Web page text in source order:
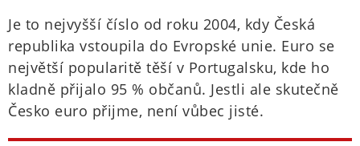
Je to nejvyšší číslo od roku 2004, kdy Česká
republika vstoupila do Evropské unie. Euro se
největší popularitě těší v Portugalsku, kde ho
kladně přijalo 95 % občanů. Jestli ale skutečně
Česko euro přijme, není vůbec jisté.